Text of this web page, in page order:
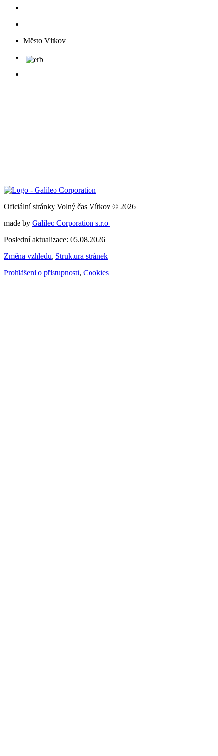
Město Vítkov
Oficiální stránky Volný čas Vítkov © 2026
made by Galileo Corporation s.r.o.
Poslední aktualizace: 05.08.2026
Změna vzhledu, Struktura stránek
Prohlášení o přístupnosti, Cookies